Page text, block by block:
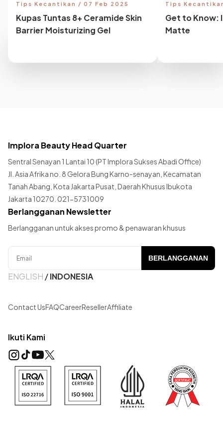
Tips Kecantikan / 07 Feb 2025
Kupas Tuntas 8+ Ceramide Skin
Barrier Moisturizing Gel
Tips
Get to Know:
Matte
Implora Beauty Head Quarter
Sentral Senayan 1 Lantai 10 (PT Implora Sukses Abadi Office)
Jl. Asia Afrika no. 8 Gelora Bung Karno-senayan, Kecamatan
Tanah Abang, Kota Jakarta Pusat, Daerah Khusus Ibukota
Jakarta 10270. 021-5731009
Berlangganan Newsletter
Berlangganan untuk akses promo & penawaran khusus
BERLANGGANAN
ENGLISH /INDONESIA
Contact UsFAQCareerResellerAffiliate
Ikuti Kami